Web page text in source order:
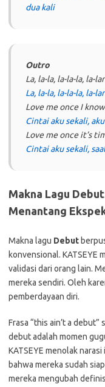
dua kali
Outro
La, la-la, la-la-la, la-lar
La, la-la, la-la-la, la-lar
Love me once I
Cintai aku sekali,
Love me once it’s
Cintai aku sekali,
Makna Lagu
Menantang
Makna lagu Debut
konvensional. KATSEYE
validasi dari orang lain.
mereka sendiri. Oleh
pemberdayaan diri.
Frasa “this ain’t a
debut adalah momen
KATSEYE menolak
bahwa mereka sudah
mereka mengubah